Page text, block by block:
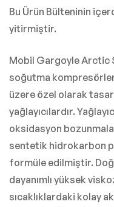
Bu Ürün Bülteninin
yitirmiştir.
Mobil Gargoyle Arctic
soğutma kompresörleri
üzere özel olarak
yağlayıcılardır.
oksidasyon
sentetik hidrokarbon
formüle edilmiştir.
dayanımlı yüksek
sıcaklıklardaki kolay